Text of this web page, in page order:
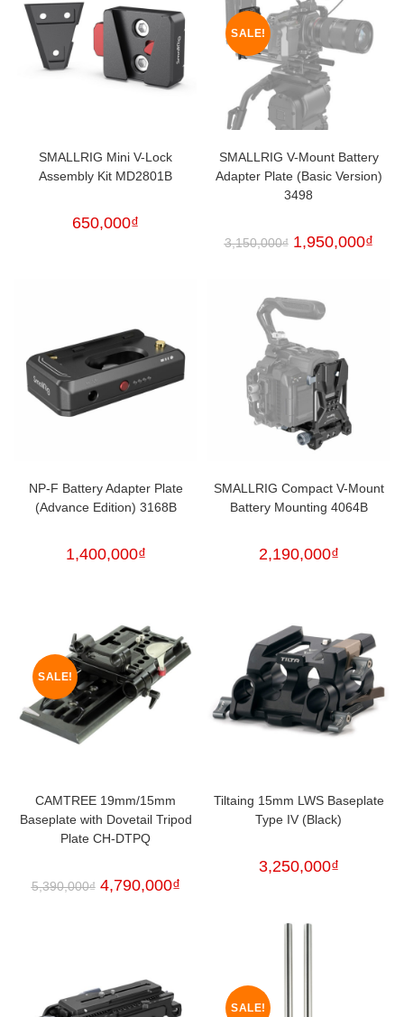
SMALLRIG Mini V-Lock
Assembly Kit MD2801B
650,000₫
SALE!
SMALLRIG V-Mount Battery
Adapter Plate (Basic Version)
3498
3,150,000₫ 1,950,000₫
NP-F Battery Adapter Plate
(Advance Edition) 3168B
1,400,000₫
SMALLRIG Compact V-Mount
Battery Mounting 4064B
2,190,000₫
SALE!
CAMTREE 19mm/15mm
Baseplate with Dovetail Tripod
Plate CH-DTPQ
5,390,000₫ 4,790,000₫
Tiltaing 15mm LWS Baseplate
Type IV (Black)
3,250,000₫
SALE!